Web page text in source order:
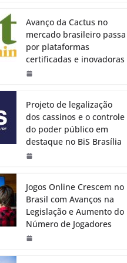
Avanço da Cactus no
mercado brasileiro passa
por plataformas
certificadas e inovadoras
Projeto de legalização
dos cassinos e o controle
do poder público em
destaque no BiS Brasília
Jogos Online Crescem no
Brasil com Avanços na
Legislação e Aumento do
Número de Jogadores